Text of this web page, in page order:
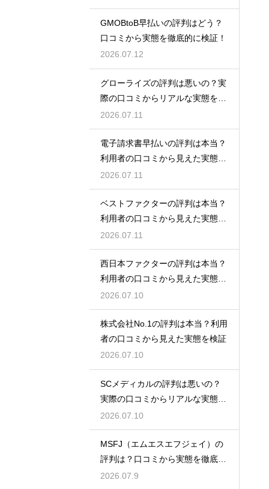
GMOBtoB早払いの評判はどう？
口コミから実態を徹底的に検証！
2026.07.12
グローライズの評判は悪いの？実
際の口コミからリアルな実態を検
証！
2026.07.11
電子請求書早払いの評判は本当？
利用者の口コミから見えた実態を
検証
2026.07.11
ベストファクターの評判は本当？
利用者の口コミから見えた実態を
検証
2026.07.11
西日本ファクターの評判は本当？
利用者の口コミから見えた実態を
検証
2026.07.10
株式会社No.1の評判は本当？利用
者の口コミから見えた実態を検証
2026.07.10
SCメディカルの評判は悪いの？
実際の口コミからリアルな実態を
検証
2026.07.10
MSFJ（エムエスエフジェイ）の
評判は？口コミから実態を徹底検
証
2026.07.9